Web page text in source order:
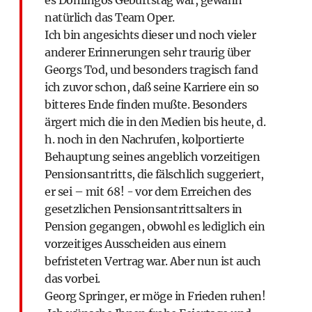
natürlich das Team Oper.
Ich bin angesichts dieser und noch vieler
anderer Erinnerungen sehr traurig über
Georgs Tod, und besonders tragisch fand
ich zuvor schon, daß seine Karriere ein so
bitteres Ende finden mußte. Besonders
ärgert mich die in den Medien bis heute, d.
h. noch in den Nachrufen, kolportierte
Behauptung seines angeblich vorzeitigen
Pensionsantritts, die fälschlich suggeriert,
er sei – mit 68! - vor dem Erreichen des
gesetzlichen Pensionsantrittsalters in
Pension gegangen, obwohl es lediglich ein
vorzeitiges Ausscheiden aus einem
befristeten Vertrag war. Aber nun ist auch
das vorbei.
Georg Springer, er möge in Frieden ruhen!